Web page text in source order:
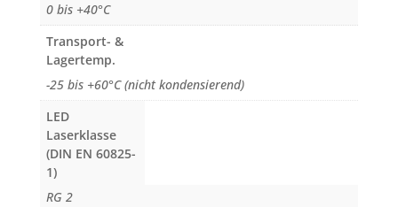
0 bis +40°C
Transport- &
Lagertemp.
-25 bis +60°C (nicht kondensierend)
LED
Laserklasse
(DIN EN 60825-
1)
RG 2